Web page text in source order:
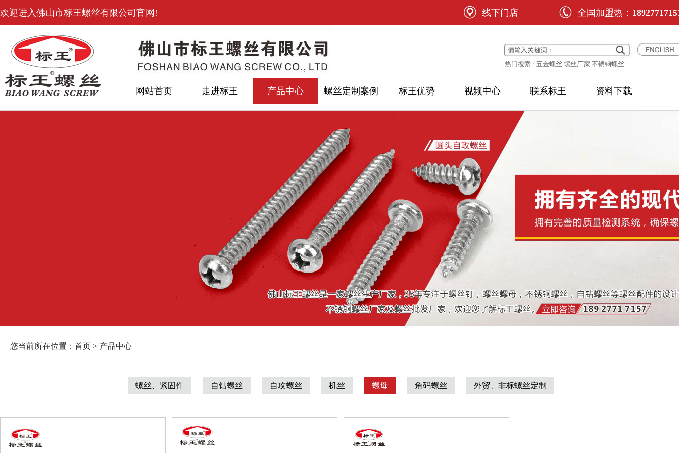
欢迎进入佛山市标王螺丝有限公司官网! 全国加盟热：
线下门店
热门搜索 : 五金螺丝 螺丝厂家 不锈钢螺丝
网站首页 走进标王 产品中心 螺丝定制案例 标王优势 视频中心 联系标王 资料下载
您当前所在位置：首页 > 产品中心
螺丝、紧固件 自钻螺丝 自攻螺丝 机丝 螺母 角码螺丝 外贸、非标螺丝定制